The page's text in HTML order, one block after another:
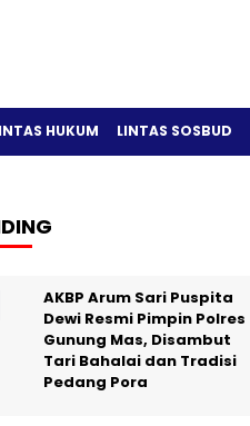
HUKUM LINTAS SOSBUD
AKBP Arum Sari Puspita
Dewi Resmi Pimpin Polres
Gunung Mas, Disambut
Tari Bahalai dan Tradisi
Pedang Pora